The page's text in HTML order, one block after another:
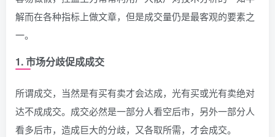
解而在各种指标上做文章，但是成交量仍是最客观的要素之
一。
1. 市场分歧促成成交
所谓成交，当然是有买有卖才会达成，光有买或光有卖绝对
达不成成交。成交必然是一部分人看空后市，另外一部分人
看多后市，造成巨大的分歧，又各取所需，才会成交。